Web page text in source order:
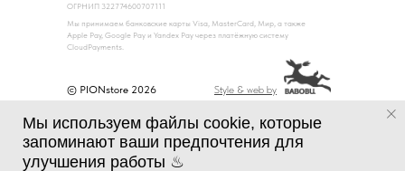
Мы используем файлы cookie, которые
запоминают ваши предпочтения для
улучшения работы ♨
© PIONstore 2026 Style & web by
ОГРНИП 322774600707111
Мы принимаем банковские карты Visa, MasterCard, Мир, а также
Apple Pay, Google Pay и Yandex Pay через платёжную систему
CloudPayments.